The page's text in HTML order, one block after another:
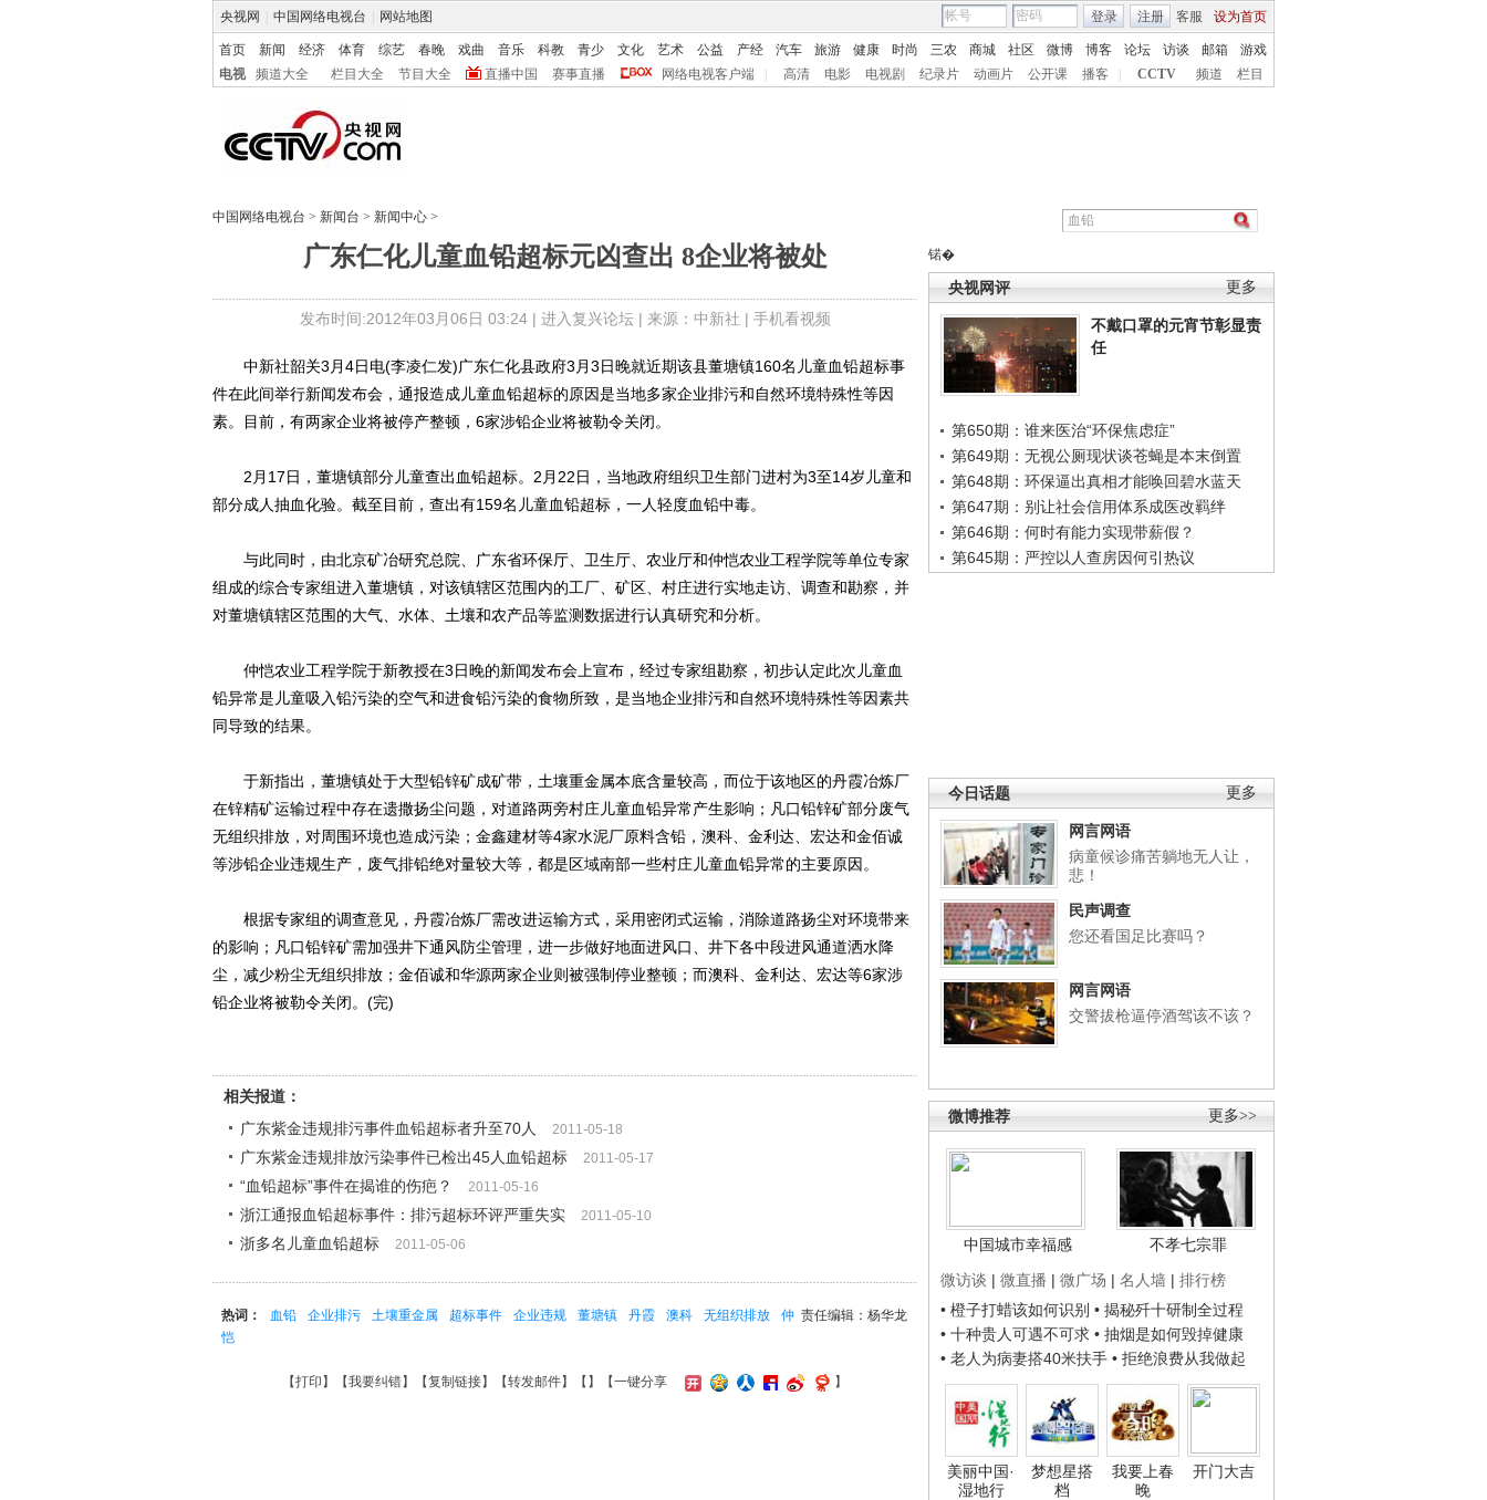
央视网 中国网络电视台 网站地图 客服 设为首页
登录 注册
首页 新闻 经济 体育 综艺 春晚 戏曲 音乐 科教 青少 文化 艺术 公益 产经 汽车 旅游 健康 时尚 三农 商城 社区 微博 博客 论坛 访谈 邮箱
游戏
电视
频道大全 栏目大全 节目大全 直播中国 赛事直播 网络电视客户端 高清 电影 电视剧 纪录片 动画片 公开课 播客 CCTV 频道 栏目
中国网络电视台 > 新闻台 > 新闻中心 >
广东仁化儿童血铅超标元凶查出 8企业将被处
发布时间:2012年03月06日 03:24 | 进入复兴论坛| 来源：中新社 | 手机看视频
锘�
更多
央视网评
不戴口罩的元宵节彰显责
任
第650期：谁来医治“环保焦虑症”
第649期：无视公厕现状谈苍蝇是本末倒置
第648期：环保逼出真相才能唤回碧水蓝天
第647期：别让社会信用体系成医改羁绊
第646期：何时有能力实现带薪假？
第645期：严控以人查房因何引热议
更多
今日话题
网言网语
病童候诊痛苦躺地无人让，
悲！
民声调查
您还看国足比赛吗？
网言网语
交警拔枪逼停酒驾该不该？
更多>>
微博推荐
中国城市幸福感
不孝七宗罪
微访谈 | 微直播 | 微广场 | 名人墙 | 排行榜
• 橙子打蜡该如何识别 • 揭秘歼十研制全过程
• 十种贵人可遇不可求 • 抽烟是如何毁掉健康
• 老人为病妻搭40米扶手 • 拒绝浪费从我做起
美丽中国·
湿地行
梦想星搭
档
我要上春
晚
开门大吉
中新社韶关3月4日电(李凌仁发)广东仁化县政府3月3日晚就近期该县董塘镇160名儿童血铅超标事
件在此间举行新闻发布会，通报造成儿童血铅超标的原因是当地多家企业排污和自然环境特殊性等因
素。目前，有两家企业将被停产整顿，6家涉铅企业将被勒令关闭。
2月17日，董塘镇部分儿童查出血铅超标。2月22日，当地政府组织卫生部门进村为3至14岁儿童和
部分成人抽血化验。截至目前，查出有159名儿童血铅超标，一人轻度血铅中毒。
与此同时，由北京矿冶研究总院、广东省环保厅、卫生厅、农业厅和仲恺农业工程学院等单位专家
组成的综合专家组进入董塘镇，对该镇辖区范围内的工厂、矿区、村庄进行实地走访、调查和勘察，并
对董塘镇辖区范围的大气、水体、土壤和农产品等监测数据进行认真研究和分析。
仲恺农业工程学院于新教授在3日晚的新闻发布会上宣布，经过专家组勘察，初步认定此次儿童血
铅异常是儿童吸入铅污染的空气和进食铅污染的食物所致，是当地企业排污和自然环境特殊性等因素共
同导致的结果。
于新指出，董塘镇处于大型铅锌矿成矿带，土壤重金属本底含量较高，而位于该地区的丹霞冶炼厂
在锌精矿运输过程中存在遗撒扬尘问题，对道路两旁村庄儿童血铅异常产生影响；凡口铅锌矿部分废气
无组织排放，对周围环境也造成污染；金鑫建材等4家水泥厂原料含铅，澳科、金利达、宏达和金佰诚
等涉铅企业违规生产，废气排铅绝对量较大等，都是区域南部一些村庄儿童血铅异常的主要原因。
根据专家组的调查意见，丹霞冶炼厂需改进运输方式，采用密闭式运输，消除道路扬尘对环境带来
的影响；凡口铅锌矿需加强井下通风防尘管理，进一步做好地面进风口、井下各中段进风通道洒水降
尘，减少粉尘无组织排放；金佰诚和华源两家企业则被强制停业整顿；而澳科、金利达、宏达等6家涉
铅企业将被勒令关闭。(完)
相关报道：
广东紫金违规排污事件血铅超标者升至70人
2011-05-18
广东紫金违规排放污染事件已检出45人血铅超标 2011-05-17
“血铅超标”事件在揭谁的伤疤？ 2011-05-16
浙江通报血铅超标事件：排污超标环评严重失实 2011-05-10
浙多名儿童血铅超标 2011-05-06
责任编辑：杨华龙
热词： 血铅 企业排污 土壤重金属 超标事件 企业违规 董塘镇 丹霞 澳科 无组织排放
仲
恺
【打印 】【我要纠错】【复制链接】【转发邮件】【 】 【一键分享 】